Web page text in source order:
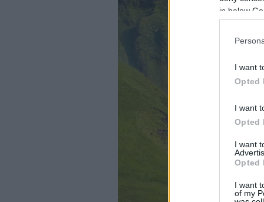
in below
I want
Opted
I want
Opted
I want
Opted
I want
of my